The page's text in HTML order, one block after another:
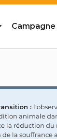
:
animale
la réduction
de la souffrance